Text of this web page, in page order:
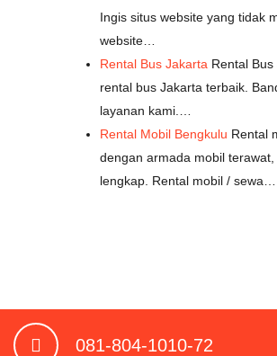
Ingis situs website yang tidak
website…
Rental Bus Jakarta Rental
rental bus Jakarta terbaik.
layanan kami.…
Rental Mobil Bengkulu Rental
dengan armada mobil
lengkap. Rental mobil / sewa…
081-804-1010-72